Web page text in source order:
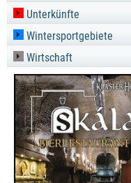
Unterkünfte
Wintersportgebiete
Wirtschaft